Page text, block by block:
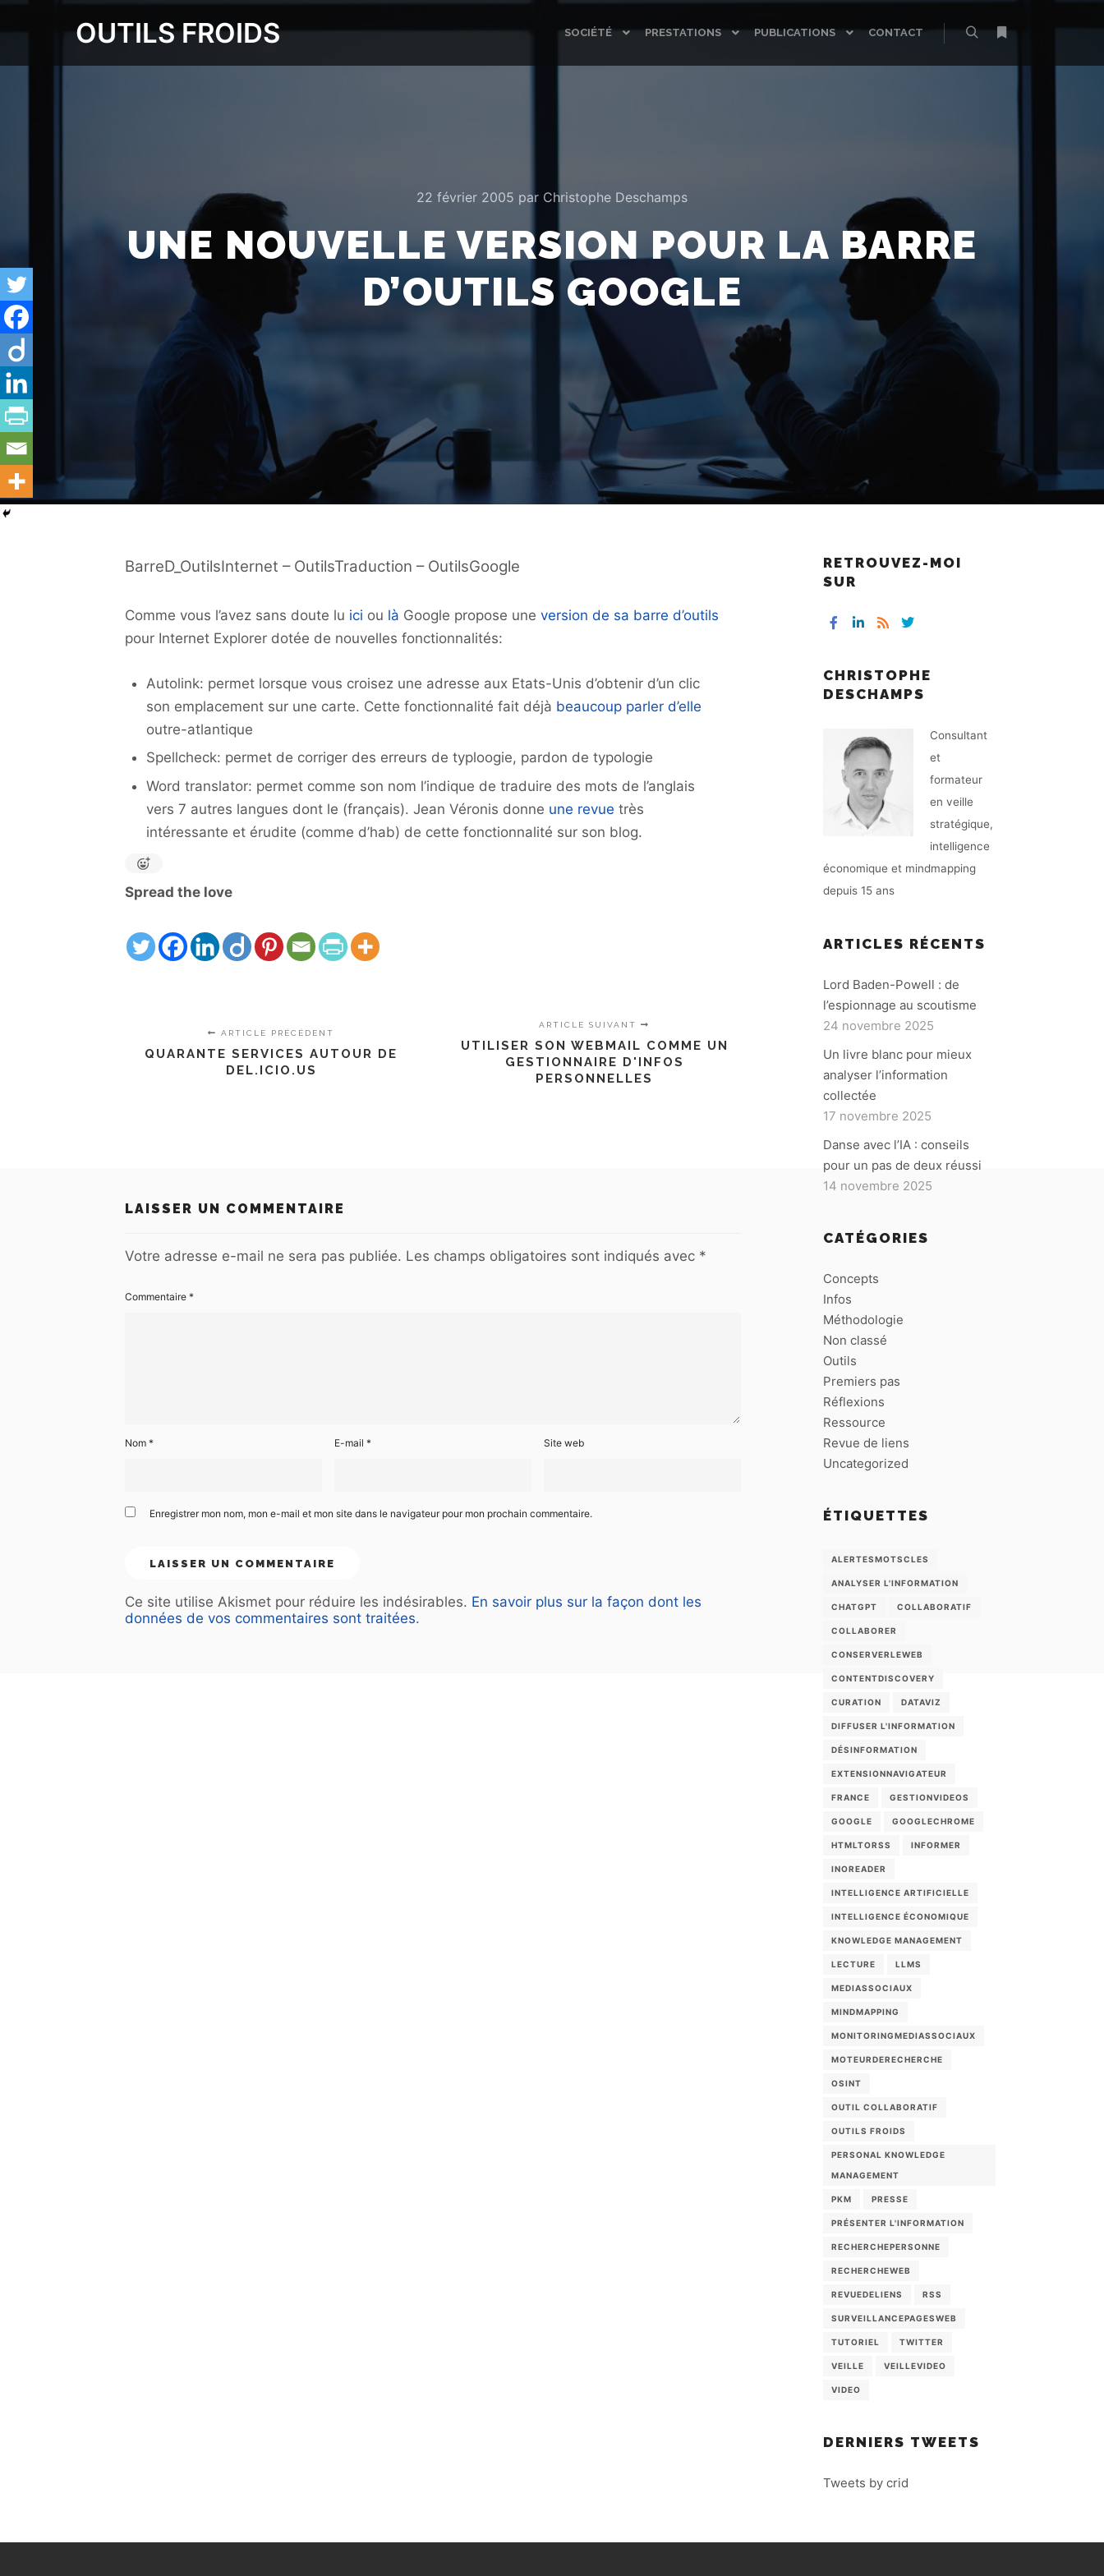
OUTILS FROIDS SOCIÉTÉ PRESTATIONS PUBLICATIONS
CONTACT
22 février 2005 par Christophe Deschamps
UNE NOUVELLE VERSION POUR LA BARRE
D’OUTILS GOOGLE
BarreD_OutilsInternet – OutilsTraduction – OutilsGoogle
Comme vous l’avez sans doute lu ici ou là Google propose une version de sa barre d’outils
pour Internet Explorer dotée de nouvelles fonctionnalités:
Autolink: permet lorsque vous croisez une adresse aux Etats-Unis d’obtenir d’un clic
son emplacement sur une carte. Cette fonctionnalité fait déjà beaucoup parler d’elle
outre-atlantique
Spellcheck: permet de corriger des erreurs de typloogie, pardon de typologie
Word translator: permet comme son nom l’indique de traduire des mots de l’anglais
vers 7 autres langues dont le (français). Jean Véronis donne une revue très
intéressante et érudite (comme d’hab) de cette fonctionnalité sur son blog.
Spread the love
ARTICLE PRÉCÉDENT
QUARANTE SERVICES AUTOUR DE
DEL.ICIO.US
ARTICLE SUIVANT
UTILISER SON WEBMAIL COMME UN
GESTIONNAIRE D'INFOS
PERSONNELLES
LAISSER UN COMMENTAIRE
Votre adresse e-mail ne sera pas publiée. Les champs obligatoires sont indiqués avec *
Commentaire *
Nom * E-mail * Site web
Enregistrer mon nom, mon e-mail et mon site dans le navigateur pour mon prochain commentaire.
Ce site utilise Akismet pour réduire les indésirables. En savoir plus sur la façon dont les
données de vos commentaires sont traitées.
RETROUVEZ-MOI
SUR
CHRISTOPHE
DESCHAMPS
Consultant
et
formateur
en veille
stratégique,
intelligence
économique et mindmapping
depuis 15 ans
ARTICLES RÉCENTS
Lord Baden-Powell : de
l’espionnage au scoutisme
24 novembre 2025
Un livre blanc pour mieux
analyser l’information
collectée
17 novembre 2025
Danse avec l’IA : conseils
pour un pas de deux réussi
14 novembre 2025
CATÉGORIES
Concepts
Infos
Méthodologie
Non classé
Outils
Premiers pas
Réflexions
Ressource
Revue de liens
Uncategorized
ÉTIQUETTES
ALERTESMOTSCLES
ANALYSER L'INFORMATION
CHATGPT COLLABORATIF
COLLABORER
CONSERVERLEWEB
CONTENTDISCOVERY
CURATION DATAVIZ
DIFFUSER L'INFORMATION
DÉSINFORMATION
EXTENSIONNAVIGATEUR
FRANCE GESTIONVIDEOS
GOOGLE GOOGLECHROME
HTMLTORSS INFORMER
INOREADER
INTELLIGENCE ARTIFICIELLE
INTELLIGENCE ÉCONOMIQUE
KNOWLEDGE MANAGEMENT
LECTURE LLMS
MEDIASSOCIAUX
MINDMAPPING
MONITORINGMEDIASSOCIAUX
MOTEURDERECHERCHE
OSINT
OUTIL COLLABORATIF
OUTILS FROIDS
PERSONAL KNOWLEDGE
MANAGEMENT
PKM PRESSE
PRÉSENTER L'INFORMATION
RECHERCHEPERSONNE
RECHERCHEWEB
REVUEDELIENS RSS
SURVEILLANCEPAGESWEB
TUTORIEL TWITTER
VEILLE VEILLEVIDEO
VIDEO
DERNIERS TWEETS
Tweets by crid